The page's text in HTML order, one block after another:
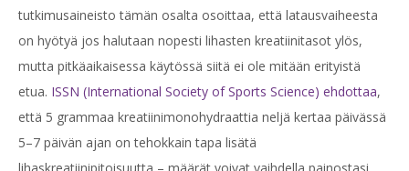
tutkimusaineisto tämän osalta osoittaa, että latausvaiheesta
on hyötyä jos halutaan nopesti lihasten kreatiinitasot ylös,
mutta pitkäaikaisessa käytössä siitä ei ole mitään erityistä
etua. ISSN (International Society of Sports Science) ehdottaa,
että 5 grammaa kreatiinimonohydraattia neljä kertaa päivässä
5–7 päivän ajan on tehokkain tapa lisätä